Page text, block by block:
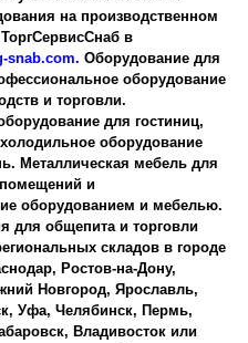
на производственном
в
snab.com. Оборудование для
оборудование
и торговли.
для гостиниц,
оборудование
Металлическая мебель для
и
оборудованием и мебелью.
для общепита и торговли
складов в городе
Ростов-на-Дону,
Новгород, Ярославль,
Уфа, Челябинск, Пермь,
Владивосток или